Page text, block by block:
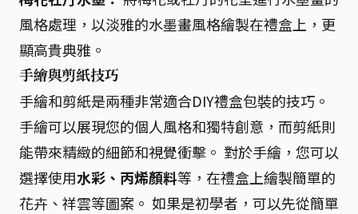
風格處理，以淡雅的水墨畫風格繪製在禮盒上，更
顯高貴典雅。
手繪與剪紙技巧
手繪和剪紙是兩種非常適合DIY禮盒包裝的技巧。
手繪可以展現您的個人風格和獨特創意，而剪紙則
能帶來精緻的細節和視覺衝擊。 對於手繪，您可以
選擇使用水彩、丙烯顏料等，在禮盒上繪製簡單的
花卉、祥雲等圖案。 如果是初學者，可以先從簡單